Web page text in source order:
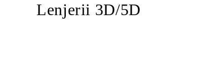
C
Lenjerii 3D/5D